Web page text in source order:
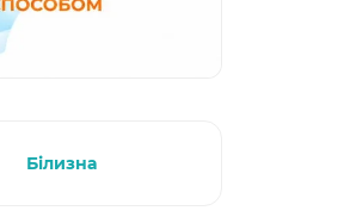
Білизна